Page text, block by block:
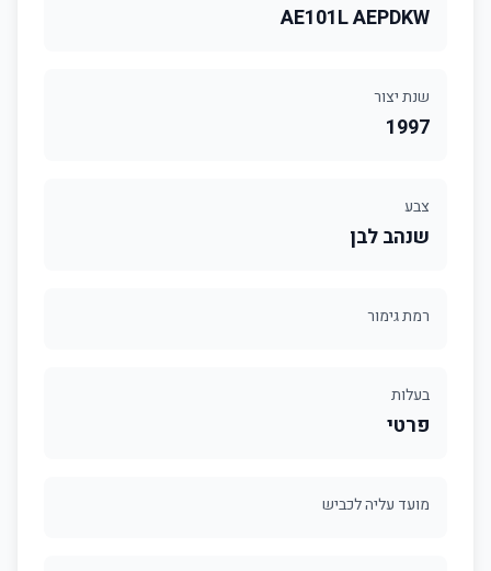
AE101L AEPDKW
שנת יצור
1997
צבע
שנהב לבן
רמת גימור
בעלות
פרטי
מועד עליה לכביש